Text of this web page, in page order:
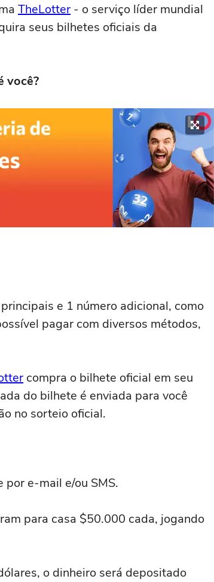
TheLotter - o serviço líder mundial
seus bilhetes oficiais da
você?
e 1 número adicional, como
pagar com diversos métodos,
compra o bilhete oficial em seu
do bilhete é enviada para você
no sorteio oficial.
e-mail e/ou SMS.
para casa $50.000 cada, jogando
o dinheiro será depositado